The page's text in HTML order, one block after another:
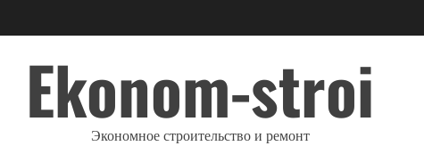
Ekonom-stroi
Экономное строительство и ремонт